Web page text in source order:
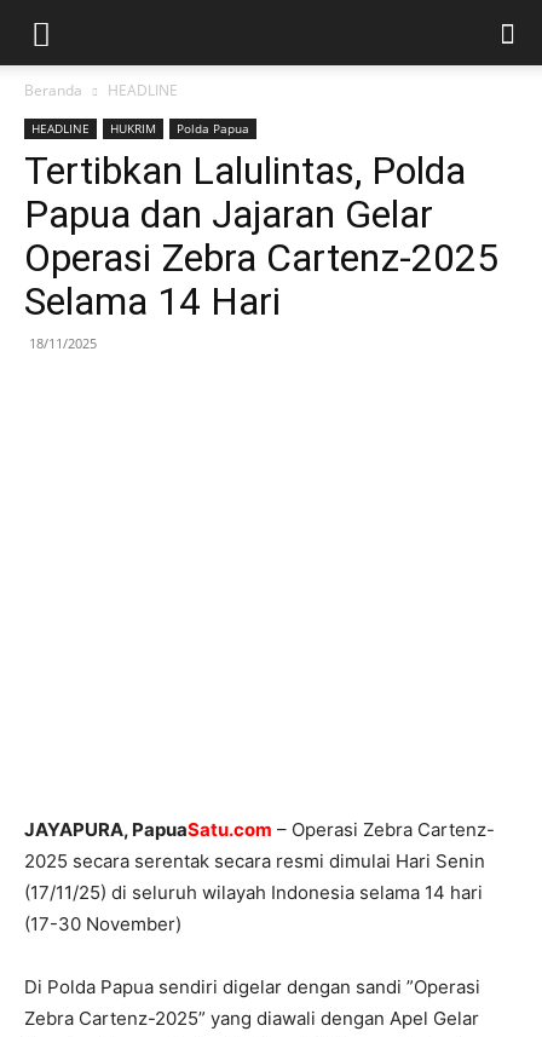
Beranda HEADLINE
HEADLINE HUKRIM Polda Papua
Tertibkan Lalulintas, Polda
Papua dan Jajaran Gelar
Operasi Zebra Cartenz-2025
Selama 14 Hari
18/11/2025
JAYAPURA, PapuaSatu.com – Operasi Zebra Cartenz-
2025 secara serentak secara resmi dimulai Hari Senin
(17/11/25) di seluruh wilayah Indonesia selama 14 hari
(17-30 November)
Di Polda Papua sendiri digelar dengan sandi ”Operasi
Zebra Cartenz-2025” yang diawali dengan Apel Gelar